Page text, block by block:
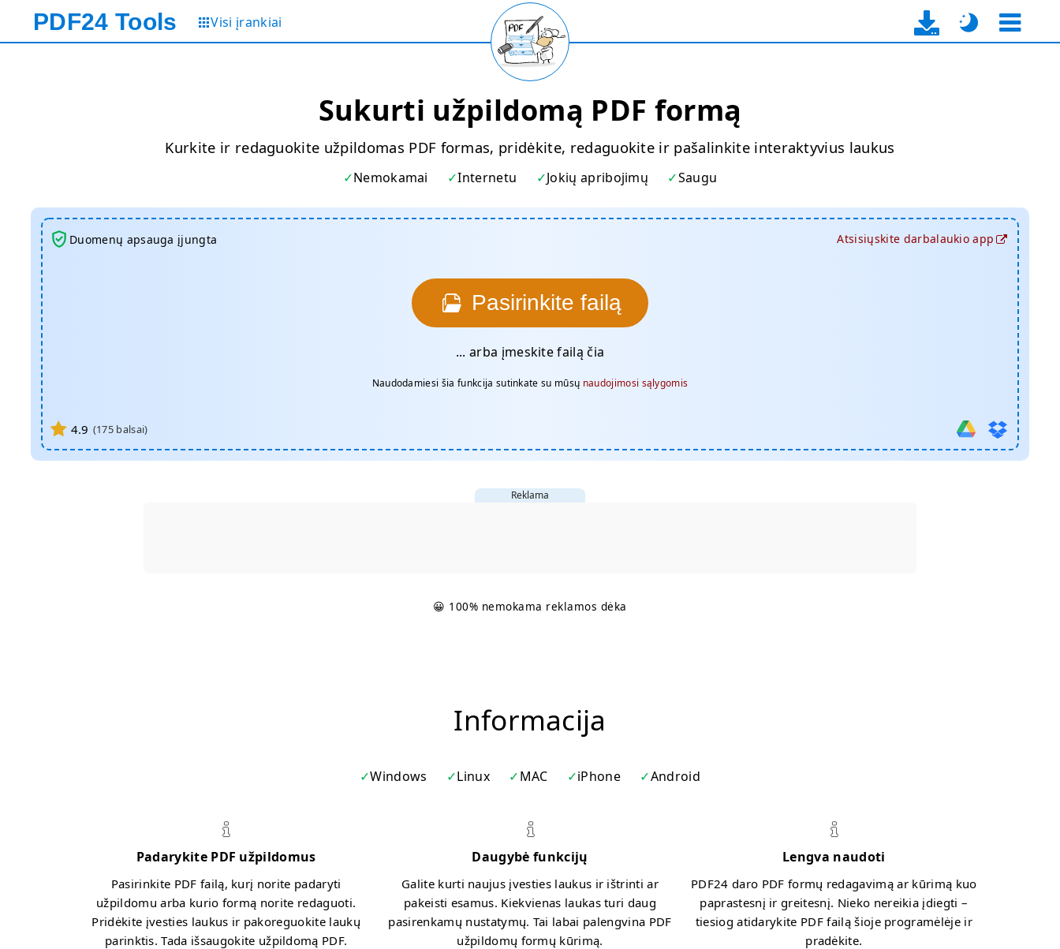
PDF24 Tools Visi įrankiai
Sukurti užpildomą PDF formą
Kurkite ir redaguokite užpildomas PDF formas, pridėkite, redaguokite ir pašalinkite interaktyvius laukus
Nemokamai Internetu Jokių apribojimų Saugu
Pasirinkite failą
... arba įmeskite failą čia
Naudodamiesi šia funkcija sutinkate su mūsų naudojimosi sąlygomis
4.9 (175 balsai)
Atsisiųskite darbalaukio app
Duomenų apsauga įjungta
Reklama
😀 100% nemokama reklamos dėka
Informacija
Windows Linux MAC iPhone Android
Padarykite PDF užpildomus
Pasirinkite PDF failą, kurį norite padaryti
užpildomu arba kurio formą norite redaguoti.
Pridėkite įvesties laukus ir pakoreguokite laukų
parinktis. Tada išsaugokite užpildomą PDF.
Daugybė funkcijų
Galite kurti naujus įvesties laukus ir ištrinti ar
pakeisti esamus. Kiekvienas laukas turi daug
pasirenkamų nustatymų. Tai labai palengvina PDF
užpildomų formų kūrimą.
Lengva naudoti
PDF24 daro PDF formų redagavimą ar kūrimą kuo
paprastesnį ir greitesnį. Nieko nereikia įdiegti –
tiesiog atidarykite PDF failą šioje programėlėje ir
pradėkite.